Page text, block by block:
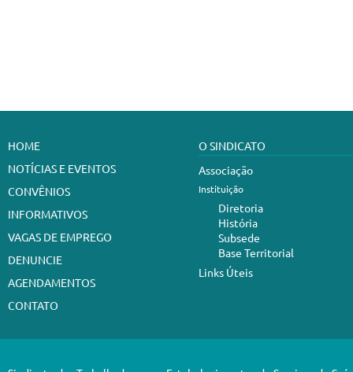
HOME
NOTÍCIAS E EVENTOS
CONVÊNIOS
INFORMATIVOS
VAGAS DE EMPREGO
DENUNCIE
AGENDAMENTOS
CONTATO
O SINDICATO
Associação
Instituição
Diretoria
História
Subsede
Base Territorial
Links Úteis